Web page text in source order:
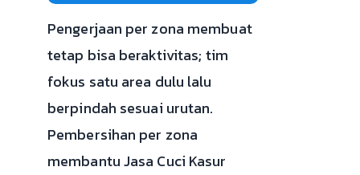
Pengerjaan per zona membuat
tetap bisa beraktivitas; tim
fokus satu area dulu lalu
berpindah sesuai urutan.
Pembersihan per zona
membantu Jasa Cuci Kasur